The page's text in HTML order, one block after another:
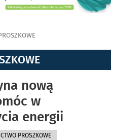
nową
w
energii
PROSZKOWE